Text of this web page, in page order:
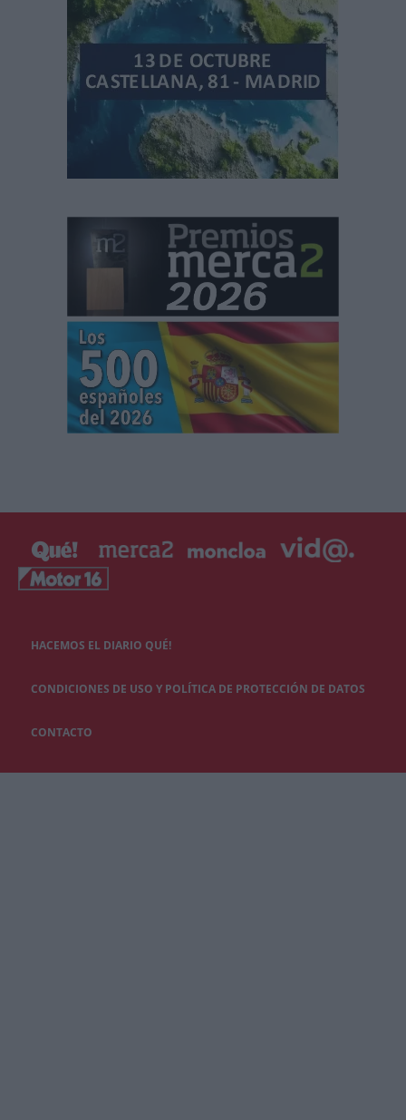
HACEMOS EL DIARIO QUÉ!
CONDICIONES DE USO Y POLÍTICA DE PROTECCIÓN DE DATOS
CONTACTO